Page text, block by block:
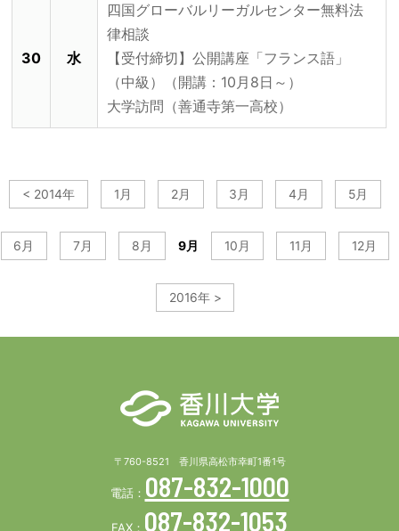
30 水
四国グローバルリーガルセンター無料法
律相談
【受付締切】公開講座「フランス語」
（中級）（開講：10月8日～）
大学訪問（善通寺第一高校）
< 2014年 1月 2月 3月 4月 5月
6月 7月 8月 9月 10月 11月 12月
2016年 >
〒760-8521 香川県高松市幸町1番1号
電話： 087-832-1000
FAX： 087-832-1053